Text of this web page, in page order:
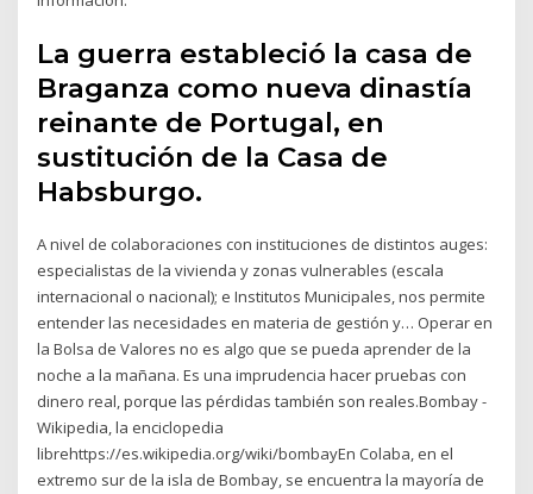
La guerra estableció la casa de
Braganza como nueva dinastía
reinante de Portugal, en
sustitución de la Casa de
Habsburgo.
A nivel de colaboraciones con instituciones de distintos auges:
especialistas de la vivienda y zonas vulnerables (escala
internacional o nacional); e Institutos Municipales, nos permite
entender las necesidades en materia de gestión y… Operar en
la Bolsa de Valores no es algo que se pueda aprender de la
noche a la mañana. Es una imprudencia hacer pruebas con
dinero real, porque las pérdidas también son reales.Bombay -
Wikipedia, la enciclopedia
librehttps://es.wikipedia.org/wiki/bombayEn Colaba, en el
extremo sur de la isla de Bombay, se encuentra la mayoría de